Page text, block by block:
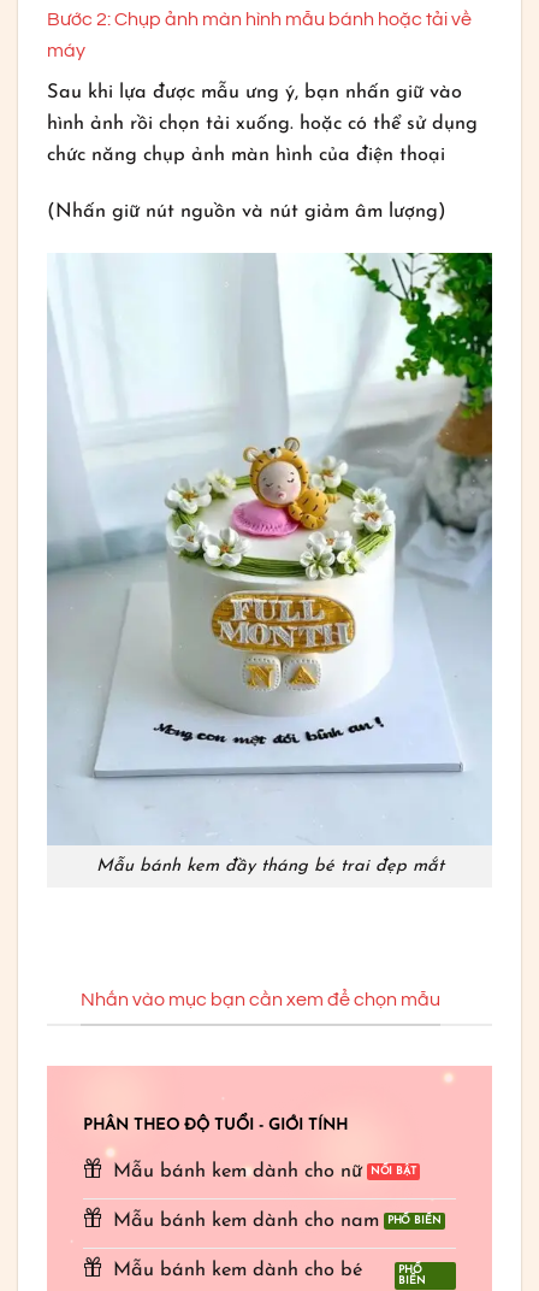
Bước 2: Chụp ảnh màn hình mẫu bánh hoặc tải về
máy
Sau khi lựa được mẫu ưng ý, bạn nhấn giữ vào
hình ảnh rồi chọn tải xuống. hoặc có thể sử dụng
chức năng chụp ảnh màn hình của điện thoại
(Nhấn giữ nút nguồn và nút giảm âm lượng)
Mẫu bánh kem đầy tháng bé trai đẹp mắt
Nhấn vào mục bạn cần xem để chọn mẫu
PHÂN THEO ĐỘ TUỔI - GIỚI TÍNH
Mẫu bánh kem dành cho nữ
Mẫu bánh kem dành cho nam
Mẫu bánh kem dành cho bé